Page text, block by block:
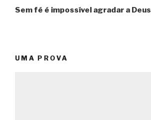
post
Sem fé é impossível agradar a Deus
UMA PROVA